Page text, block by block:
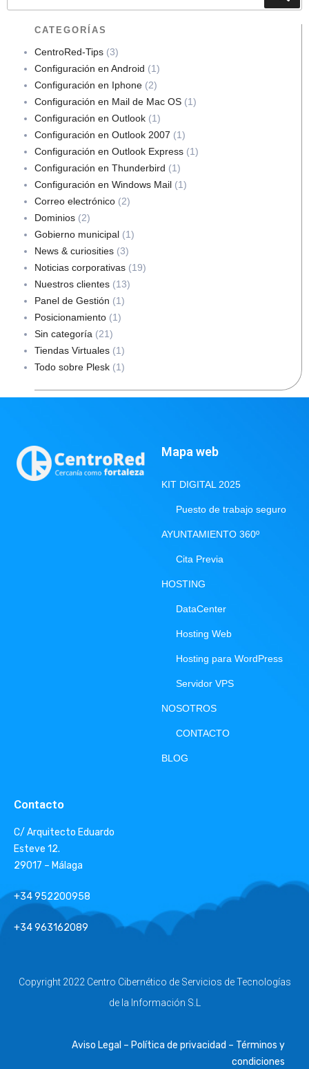
CATEGORÍAS
CentroRed-Tips (3)
Configuración en Android (1)
Configuración en Iphone (2)
Configuración en Mail de Mac OS (1)
Configuración en Outlook (1)
Configuración en Outlook 2007 (1)
Configuración en Outlook Express (1)
Configuración en Thunderbird (1)
Configuración en Windows Mail (1)
Correo electrónico (2)
Dominios (2)
Gobierno municipal (1)
News & curiosities (3)
Noticias corporativas (19)
Nuestros clientes (13)
Panel de Gestión (1)
Posicionamiento (1)
Sin categoría (21)
Tiendas Virtuales (1)
Todo sobre Plesk (1)
Mapa web
KIT DIGITAL 2025
Puesto de trabajo seguro
AYUNTAMIENTO 360º
Cita Previa
HOSTING
DataCenter
Hosting Web
Hosting para WordPress
Servidor VPS
NOSOTROS
CONTACTO
BLOG
Contacto
C/ Arquitecto Eduardo
Esteve 12.
29017 – Málaga
+34 952200958
+34 963162089
Copyright 2022 Centro Cibernético de Servicios de Tecnologías
de la Información S.L
Aviso Legal – Política de privacidad – Términos y
condiciones